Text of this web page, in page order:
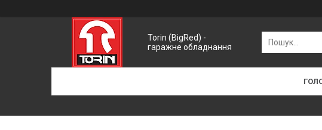
Torin (BigRed) -
гаражне обладнання